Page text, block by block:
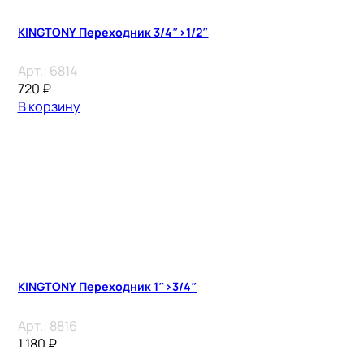
KINGTONY Переходник 3/4″>1/2″
Арт.: 6814
720 ₽
В корзину
KINGTONY Переходник 1″>3/4″
Арт.: 8816